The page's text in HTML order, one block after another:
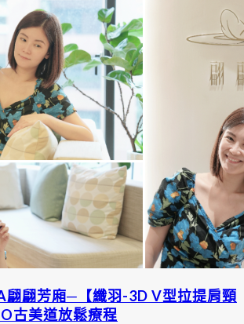
翩翩芳廂─【纖羽-3D V型拉提肩頸
古美道放鬆療程